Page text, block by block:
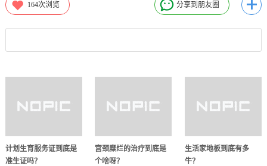
164次浏览 分享到朋友圈
计划生育服务证到底是
准生证吗？
宫颈糜烂的治疗到底是
个啥呀？
生活家地板到底有多
牛？